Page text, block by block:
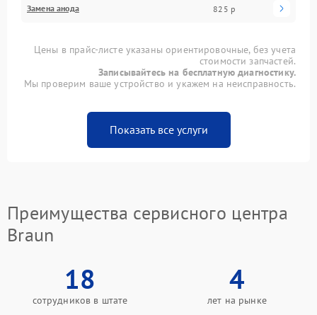
Замена анода 825 р
Цены в прайс-листе указаны ориентировочные, без учета
стоимости запчастей.
Записывайтесь на бесплатную диагностику.
Мы проверим ваше устройство и укажем на неисправность.
Показать все услуги
Преимущества сервисного центра
Braun
18
сотрудников в штате
4
лет на рынке